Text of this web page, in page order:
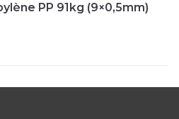
PP 91kg (9×0,5mm)